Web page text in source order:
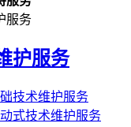
服务
护服务
技术维护服务
式技术维护服务